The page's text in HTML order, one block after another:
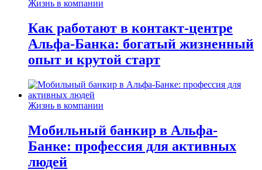
Жизнь в компании
Как работают в контакт-центре
Альфа-Банка: богатый жизненный
опыт и крутой старт
Жизнь в компании
Мобильный банкир в Альфа-
Банке: профессия для активных
людей